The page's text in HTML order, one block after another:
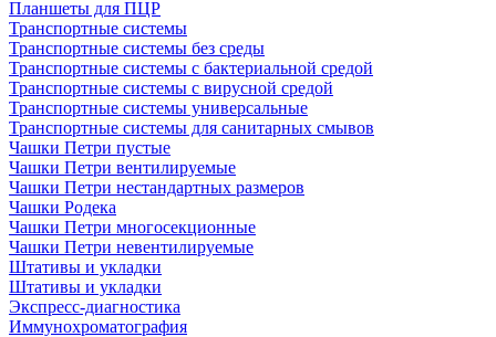
Планшеты для ПЦР
Транспортные системы
Транспортные системы без среды
Транспортные системы с бактериальной средой
Транспортные системы с вирусной средой
Транспортные системы универсальные
Транспортные системы для санитарных смывов
Чашки Петри пустые
Чашки Петри вентилируемые
Чашки Петри нестандартных размеров
Чашки Родека
Чашки Петри многосекционные
Чашки Петри невентилируемые
Штативы и укладки
Штативы и укладки
Экспресс-диагностика
Иммунохроматография